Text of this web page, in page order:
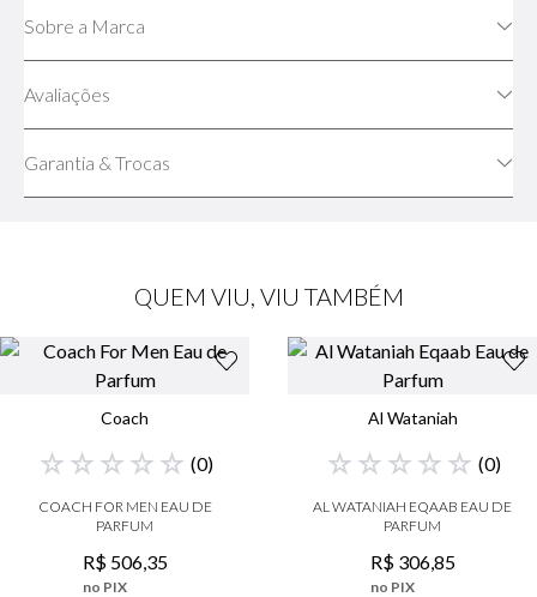
Sobre a Marca
Avaliações
Garantia & Trocas
QUEM VIU, VIU TAMBÉM
Coach
☆ ☆ ☆ ☆ ☆ (0)
COACH FOR MEN EAU DE
PARFUM
R$ 506, 35
no PIX
Al Wataniah
☆ ☆ ☆ ☆ ☆ (0)
AL WATANIAH EQAAB EAU DE
PARFUM
R$ 306,85
no PIX